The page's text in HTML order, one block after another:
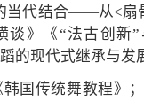
当代结合――从<扇
谈》《“法古创新”
的现代式继承与发
韩国传统舞教程》